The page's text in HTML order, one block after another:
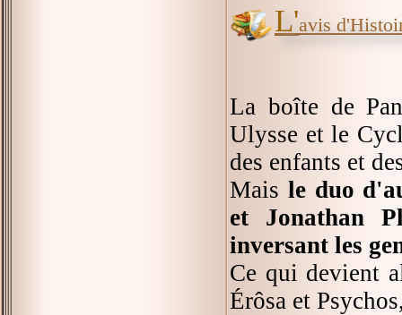
L'avis
La boîte de
Ulysse et le
des enfants et
Mais le duo
et Jonathan
inversant les
Ce qui devient
Érôsa et